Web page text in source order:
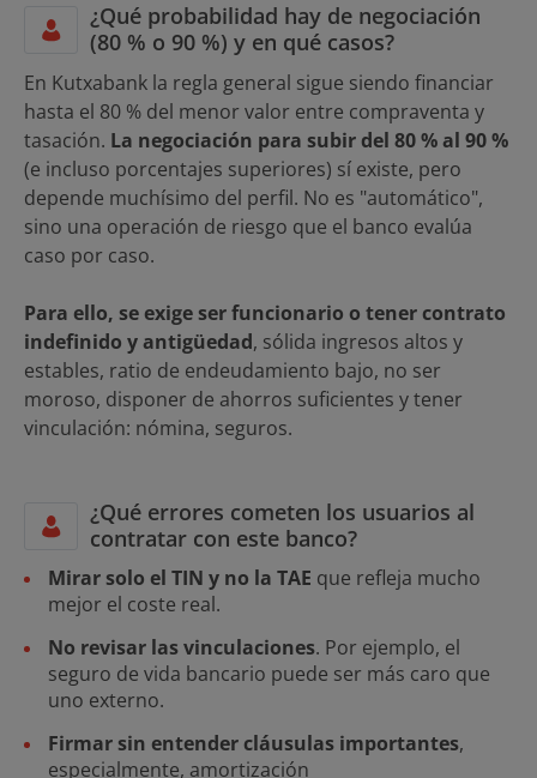
¿Qué probabilidad hay de negociación
(80 % o 90 %) y en qué casos?
En Kutxabank la regla general sigue siendo financiar
hasta el 80 % del menor valor entre compraventa y
tasación. La negociación para subir del 80 % al 90 %
(e incluso porcentajes superiores) sí existe, pero
depende muchísimo del perfil. No es "automático",
sino una operación de riesgo que el banco evalúa
caso por caso.
Para ello, se exige ser funcionario o tener contrato
indefinido y antigüedad, sólida ingresos altos y
estables, ratio de endeudamiento bajo, no ser
moroso, disponer de ahorros suficientes y tener
vinculación: nómina, seguros.
¿Qué errores cometen los usuarios al
contratar con este banco?
Mirar solo el TIN y no la TAE que refleja mucho
mejor el coste real.
No revisar las vinculaciones. Por ejemplo, el
seguro de vida bancario puede ser más caro que
uno externo.
Firmar sin entender cláusulas importantes,
especialmente, amortización